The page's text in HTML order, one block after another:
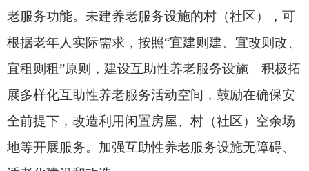
（七）加强服务资源链接。将互助性养老服务
纳入城乡三级养老服务网络建设，发挥县级综合养
老服务管理平台、乡镇（街道）区域养老服务中心
作用，积极链接人员、设施、资金、服务、技术
等，统筹整合区域内互助性养老服务资源，推动精
参与互助服务人员的培训，针对专业化程度较强、